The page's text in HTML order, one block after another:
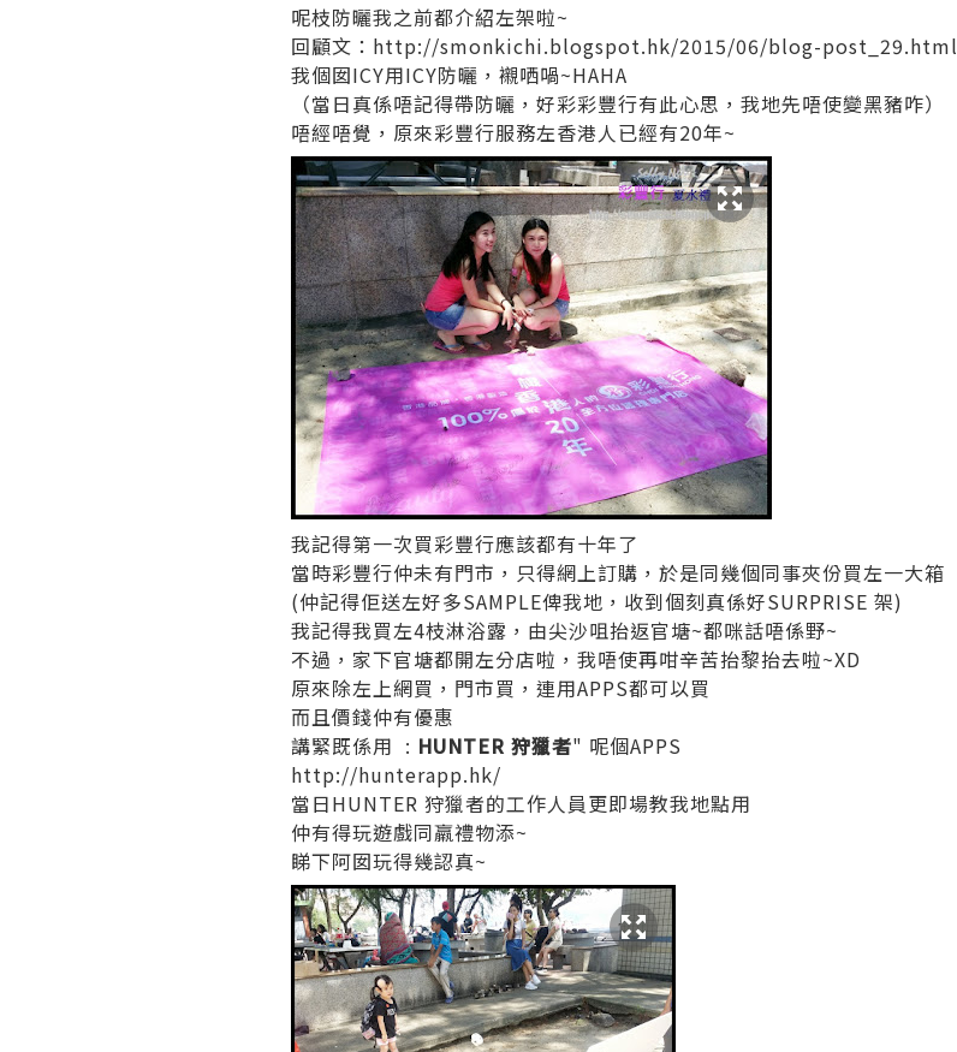
呢枝防曬我之前都介紹左架啦~
回顧文： http://smonkichi.blogspot.hk/2015/06/blog-post_29.html
我個囡ICY用ICY防曬，襯哂喎~HAHA
（當日真係唔記得帶防曬，好彩彩豐行有此心思，我地先唔使變黑豬咋）
唔經唔覺，原來彩豐行服務左香港人已經有20年~
我記得第一次買彩豐行應該都有十年了
當時彩豐行仲未有門市，只得網上訂購，於是同幾個同事夾份買左一大箱
(仲記得佢送左好多SAMPLE俾我地，收到個刻真係好SURPRISE 架)
我記得我買左4枝淋浴露，由尖沙咀抬返官塘~都咪話唔係野~
不過，家下官塘都開左分店啦，我唔使再咁辛苦抬黎抬去啦~XD
原來除左上網買，門市買，連用APPS都可以買
而且價錢仲有優惠
講緊既係用 : HUNTER 狩獵者" 呢個APPS
http://hunterapp.hk/
當日HUNTER 狩獵者的工作人員更即場教我地點用
仲有得玩遊戲同羸禮物添~
睇下阿囡玩得幾認真~